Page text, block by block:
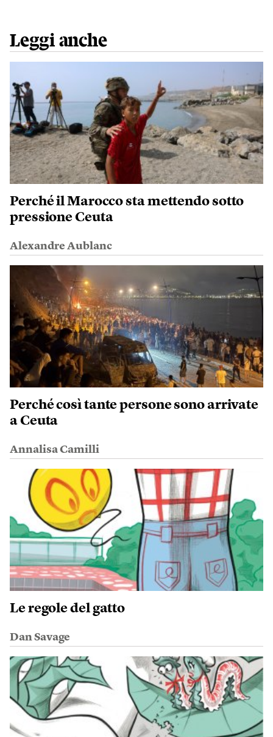
Leggi anche
Perché il Marocco sta mettendo sotto
pressione Ceuta
Alexandre Aublanc
Perché così tante persone sono arrivate
a Ceuta
Annalisa Camilli
Le regole del gatto
Dan Savage